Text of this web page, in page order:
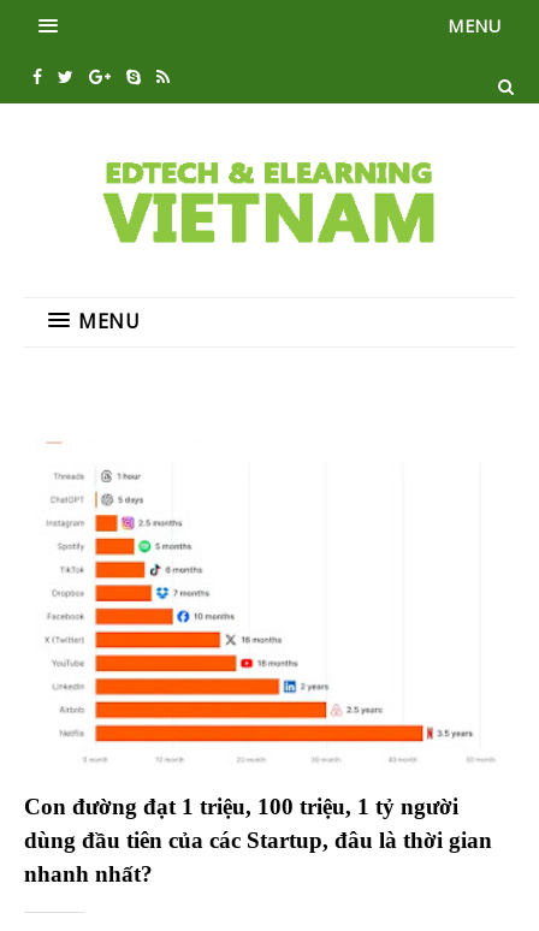
MENU
MENU
Con đường đạt 1 triệu, 100 triệu, 1 tỷ người
dùng đầu tiên của các Startup, đâu là thời gian
nhanh nhất?